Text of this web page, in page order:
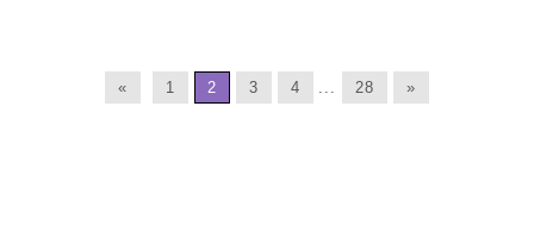
波山闊館 餐廳位置 餐廳...
« 1 2 3 4 28 »